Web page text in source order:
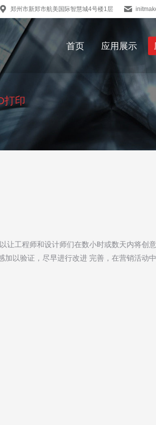
郑州市新郑市航美国际智慧城4号楼1层
首页 应用展示
打印
让工程师和设计师们在数小时或数天内将创
加以验证，尽早进行改进 完善，在营销活动